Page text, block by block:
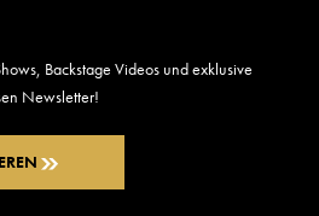
Backstage Videos und exklusive
Newsletter!